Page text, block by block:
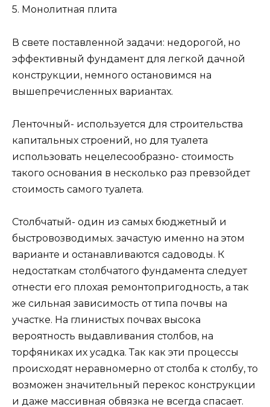
5. Монолитная плита
В свете поставленной задачи: недорогой, но
эффективный фундамент для легкой дачной
конструкции, немного остановимся на
вышепречисленных вариантах.
Ленточный- используется для строительства
капитальных строений, но для туалета
использовать нецелесообразно- стоимость
такого основания в несколько раз превзойдет
стоимость самого туалета.
Столбчатый- один из самых бюджетный и
быстровозводимых. зачастую именно на этом
варианте и останавливаются садоводы. К
недостаткам столбчатого фундамента следует
отнести его плохая ремонтопригодность, а так
же сильная зависимость от типа почвы на
участке. На глинистых почвах высока
вероятность выдавливания столбов, на
торфяниках их усадка. Так как эти процессы
происходят неравномерно от столба к столбу, то
возможен значительный перекос конструкции
и даже массивная обвязка не всегда спасает.